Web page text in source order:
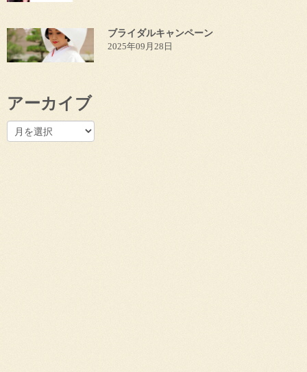
ブライダルキャンペーン
2025年09月28日
アーカイブ